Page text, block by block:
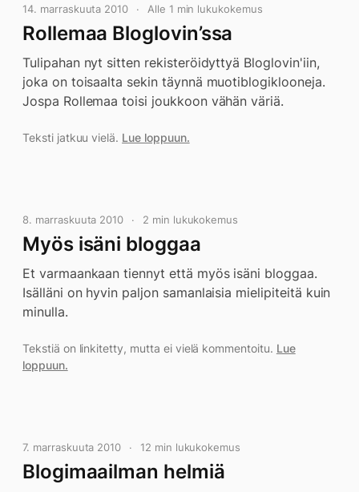
14. marraskuuta 2010 Alle 1 min lukukokemus
Rollemaa Bloglovin’ssa
Tulipahan nyt sitten rekisteröidyttyä Bloglovin'iin,
joka on toisaalta sekin täynnä muotiblogiklooneja.
Jospa Rollemaa toisi joukkoon vähän väriä.
Teksti jatkuu vielä. Lue loppuun.
8. marraskuuta 2010 2 min lukukokemus
Myös isäni bloggaa
Et varmaankaan tiennyt että myös isäni bloggaa.
Isälläni on hyvin paljon samanlaisia mielipiteitä kuin
minulla.
Tekstiä on linkitetty, mutta ei vielä kommentoitu. Lue
loppuun.
7. marraskuuta 2010 12 min lukukokemus
Blogimaailman helmiä